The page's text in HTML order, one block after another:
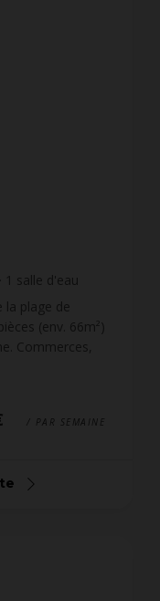
1 salle d'eau
la plage de
(env. 66m²)
Commerces,
/ PAR SEMAINE